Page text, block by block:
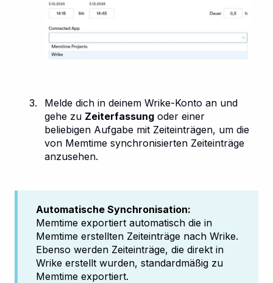
Melde dich in deinem Wrike-Konto an und
gehe zu Zeiterfassung oder einer
beliebigen Aufgabe mit Zeiteinträgen, um die
von Memtime synchronisierten Zeiteinträge
anzusehen.
Automatische Synchronisation:
Memtime exportiert automatisch die in
Memtime erstellten Zeiteinträge nach Wrike.
Ebenso werden Zeiteinträge, die direkt in
Wrike erstellt wurden, standardmäßig zu
Memtime exportiert.